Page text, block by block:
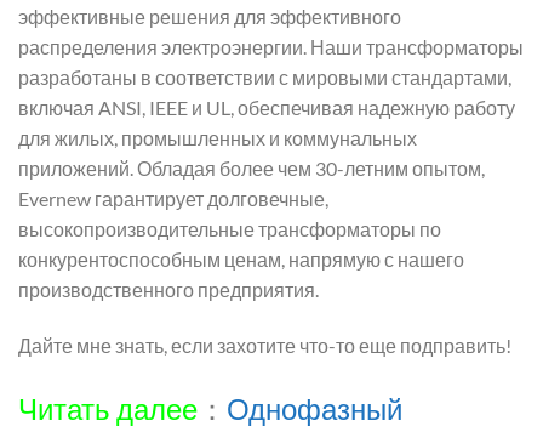
эффективные решения для эффективного
распределения электроэнергии. Наши трансформаторы
разработаны в соответствии с мировыми стандартами,
включая ANSI, IEEE и UL, обеспечивая надежную работу
для жилых, промышленных и коммунальных
приложений. Обладая более чем 30-летним опытом,
Evernew гарантирует долговечные,
высокопроизводительные трансформаторы по
конкурентоспособным ценам, напрямую с нашего
производственного предприятия.
Дайте мне знать, если захотите что-то еще подправить!
Читать далее ： Однофазный